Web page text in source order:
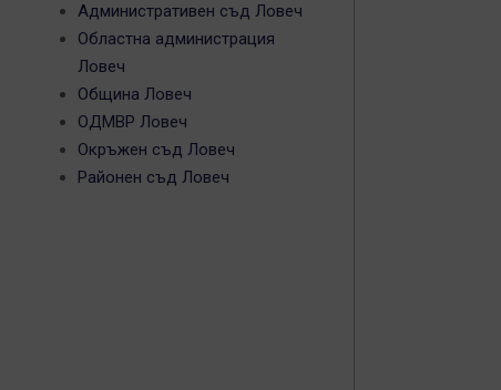
Административен съд Ловеч
Областна администрация
Ловеч
Община Ловеч
ОДМВР Ловеч
Окръжен съд Ловеч
Районен съд Ловеч